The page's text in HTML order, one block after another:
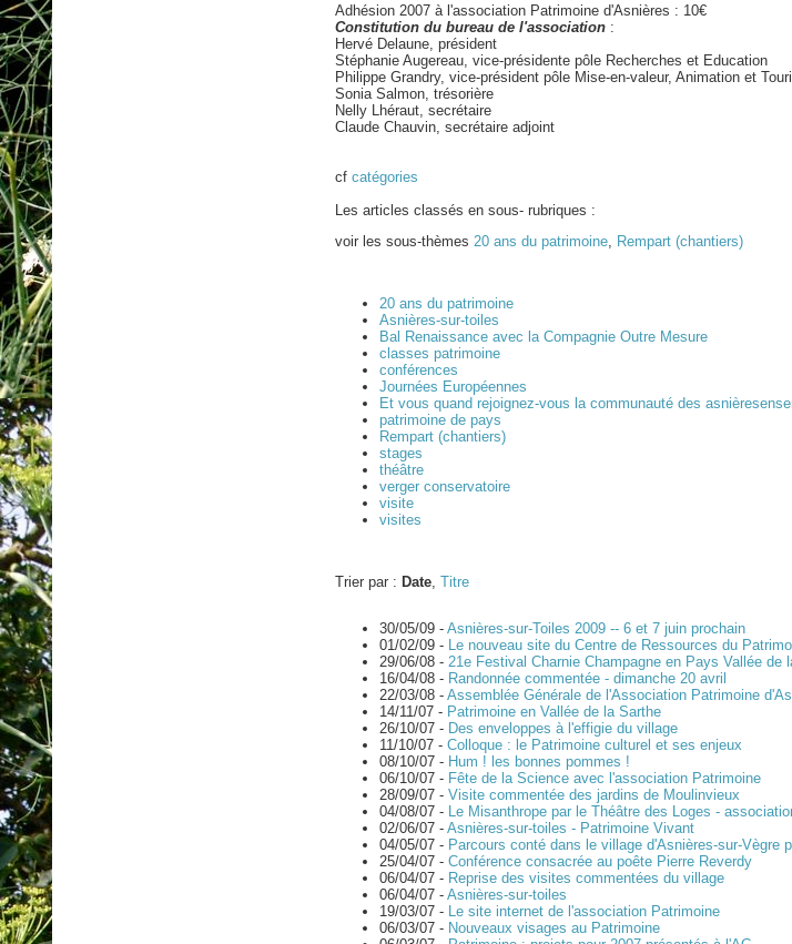
Adhésion 2007 à l'association Patrimoine d'Asnières : 10€
Constitution du bureau de l'association :
Hervé Delaune, président
Stéphanie Augereau, vice-présidente pôle Recherches et Education
Philippe Grandry, vice-président pôle Mise-en-valeur, Animation et
Sonia Salmon, trésorière
Nelly Lhéraut, secrétaire
Claude Chauvin, secrétaire adjoint
cf catégories
Les articles classés en sous- rubriques :
voir les sous-thèmes 20 ans du patrimoine Rempart (chantiers)
20 ans du patrimoine
Asnières-sur-toiles
Bal Renaissance avec la Compagnie Outre Mesure
classes patrimoine
conférences
Journées Européennes
Et vous quand rejoignez-vous la communauté des
patrimoine de pays
Rempart (chantiers)
stages
théâtre
verger conservatoire
visite
visites
Trier par : Date Titre
30/05/09 - Asnières-sur-Toiles 2009 -- 6 et 7 juin prochain
01/02/09 - Le nouveau site du Centre de Ressources du
29/06/08 - 21e Festival Charnie Champagne en Pays Vallée de
16/04/08 - Randonnée commentée - dimanche 20 avril
22/03/08 - Assemblée Générale de l'Association Patrimoine
14/11/07 - Patrimoine en Vallée de la Sarthe
26/10/07 - Des enveloppes à l'effigie du village
11/10/07 - Colloque : le Patrimoine culturel et ses enjeux
08/10/07 - Hum ! les bonnes pommes !
06/10/07 - Fête de la Science avec l'association Patrimoine
28/09/07 - Visite commentée des jardins de Moulinvieux
04/08/07 - Le Misanthrope par le Théâtre des Loges -
02/06/07 - Asnières-sur-toiles - Patrimoine Vivant
04/05/07 - Parcours conté dans le village d'Asnières-sur-Vègre
25/04/07 - Conférence consacrée au poête Pierre Reverdy
06/04/07 - Reprise des visites commentées du village
06/04/07 - Asnières-sur-toiles
19/03/07 - Le site internet de l'association Patrimoine
06/03/07 - Nouveaux visages au Patrimoine